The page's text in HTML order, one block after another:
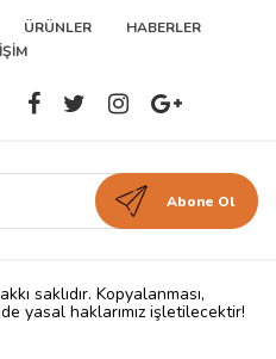
ÜRÜNLER
HABERLER
saklıdır. Kopyalanması,
yasal haklarımız işletilecektir!